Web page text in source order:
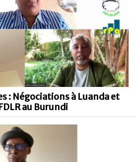
: Négociations à Luanda et
au Burundi